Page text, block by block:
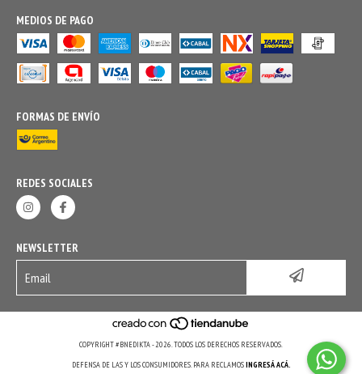
MEDIOS DE PAGO
FORMAS DE ENVÍO
REDES SOCIALES
NEWSLETTER
COPYRIGHT #BNEDIKTA - 2026. TODOS LOS DERECHOS RESERVADOS.
DEFENSA DE LAS Y LOS CONSUMIDORES. PARA RECLAMOSINGRESÁ ACÁ.